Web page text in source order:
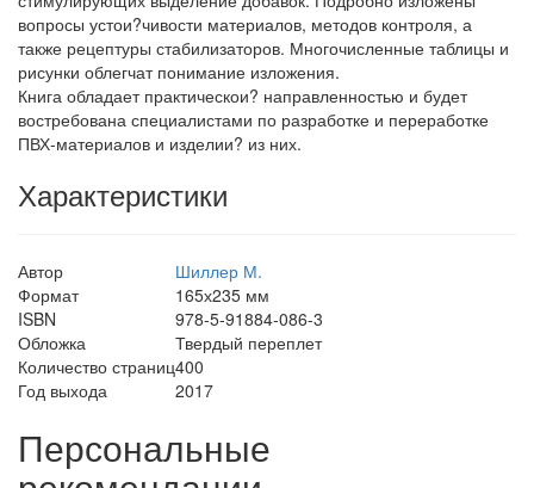
вопросы устои?чивости материалов, методов контроля, а
также рецептуры стабилизаторов. Многочисленные таблицы и
рисунки облегчат понимание изложения.
Книга обладает практическои? направленностью и будет
востребована специалистами по разработке и переработке
ПВХ-материалов и изделии? из них.
Характеристики
Автор
Шиллер М.
Формат
165х235 мм
ISBN
978-5-91884-086-3
Обложка
Твердый переплет
Количество страниц400
Год выхода
2017
Персональные